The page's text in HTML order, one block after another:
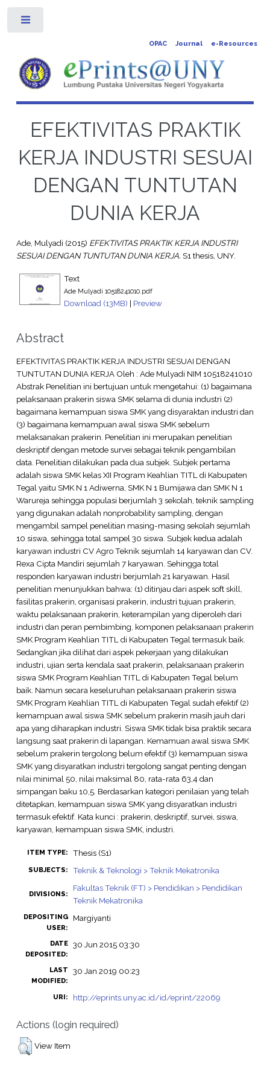
OPAC Journal e-Resources
EFEKTIVITAS PRAKTIK
KERJA INDUSTRI SESUAI
DENGAN TUNTUTAN
DUNIA KERJA
Ade, Mulyadi (2015) EFEKTIVITAS PRAKTIK KERJA INDUSTRI
SESUAI DENGAN TUNTUTAN DUNIA KERJA. S1 thesis, UNY.
Text
Ade Mulyadi 10518241010.pdf
Download (13MB) | Preview
Abstract
EFEKTIVITAS PRAKTIK KERJA INDUSTRI SESUAI DENGAN
TUNTUTAN DUNIA KERJA Oleh : Ade Mulyadi NIM 10518241010
Abstrak Penelitian ini bertujuan untuk mengetahui: (1) bagaimana
pelaksanaan prakerin siswa SMK selama di dunia industri (2)
bagaimana kemampuan siswa SMK yang disyaraktan industri dan
(3) bagaimana kemampuan awal siswa SMK sebelum
melaksanakan prakerin. Penelitian ini merupakan penelitian
deskriptif dengan metode survei sebagai teknik pengambilan
data. Penelitian dilakukan pada dua subjek. Subjek pertama
adalah siswa SMK kelas XII Program Keahlian TITL di Kabupaten
Tegal yaitu SMK N 1 Adiwerna, SMK N 1 Bumijawa dan SMK N 1
Warureja sehingga populasi berjumlah 3 sekolah, teknik sampling
yang digunakan adalah nonprobability sampling, dengan
mengambil sampel penelitian masing-masing sekolah sejumlah
10 siswa, sehingga total sampel 30 siswa. Subjek kedua adalah
karyawan industri CV Agro Teknik sejumlah 14 karyawan dan CV.
Rexa Cipta Mandiri sejumlah 7 karyawan. Sehingga total
responden karyawan industri berjumlah 21 karyawan. Hasil
penelitian menunjukkan bahwa: (1) ditinjau dari aspek soft skill,
fasilitas prakerin, organisasi prakerin, industri tujuan prakerin,
waktu pelaksanaan prakerin, keterampilan yang diperoleh dari
industri dan peran pembimbing, komponen pelaksanaan prakerin
SMK Program Keahlian TITL di Kabupaten Tegal termasuk baik.
Sedangkan jika dilihat dari aspek pekerjaan yang dilakukan
industri, ujian serta kendala saat prakerin, pelaksanaan prakerin
siswa SMK Program Keahlian TITL di Kabupaten Tegal belum
baik. Namun secara keseluruhan pelaksanaan prakerin siswa
SMK Program Keahlian TITL di Kabupaten Tegal sudah efektif (2)
kemampuan awal siswa SMK sebelum prakerin masih jauh dari
apa yang diharapkan industri. Siswa SMK tidak bisa praktik secara
langsung saat prakerin di lapangan. Kemamuan awal siswa SMK
sebelum prakerin tergolong belum efektif (3) kemampuan siswa
SMK yang disyaratkan industri tergolong sangat penting dengan
nilai minimal 50, nilai maksimal 80, rata-rata 63,4 dan
simpangan baku 10,5. Berdasarkan kategori penilaian yang telah
ditetapkan, kemampuan siswa SMK yang disyaratkan industri
termasuk efektif. Kata kunci : prakerin, deskriptif, survei, siswa,
karyawan, kemampuan siswa SMK, industri.
ITEM TYPE: Thesis (S1)
SUBJECTS: Teknik & Teknologi > Teknik Mekatronika
DIVISIONS:
Fakultas Teknik (FT) > Pendidikan > Pendidikan
Teknik Mekatronika
DEPOSITING
USER:
Margiyanti
DATE
DEPOSITED:
30 Jun 2015 03:30
LAST
MODIFIED:
30 Jan 2019 00:23
URI: http://eprints.uny.ac.id/id/eprint/22069
Actions (login required)
View Item